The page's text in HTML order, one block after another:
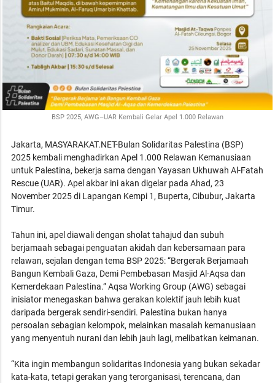
BSP 2025, AWG–UAR Kembali Gelar Apel 1.000 Relawan
Jakarta, MASYARAKAT.NET-Bulan Solidaritas Palestina (BSP)
2025 kembali menghadirkan Apel 1.000 Relawan Kemanusiaan
untuk Palestina, bekerja sama dengan Yayasan Ukhuwah Al-Fatah
Rescue (UAR). Apel akbar ini akan digelar pada Ahad, 23
November 2025 di Lapangan Kempi 1, Buperta, Cibubur, Jakarta
Timur.
Tahun ini, apel diawali dengan sholat tahajud dan subuh
berjamaah sebagai penguatan akidah dan kebersamaan para
relawan, sejalan dengan tema BSP 2025: “Bergerak Berjamaah
Bangun Kembali Gaza, Demi Pembebasan Masjid Al-Aqsa dan
Kemerdekaan Palestina.” Aqsa Working Group (AWG) sebagai
inisiator menegaskan bahwa gerakan kolektif jauh lebih kuat
daripada bergerak sendiri-sendiri. Palestina bukan hanya
persoalan sebagian kelompok, melainkan masalah kemanusiaan
yang menyentuh nurani dan lebih jauh lagi, melibatkan keimanan.
“Kita ingin membangun solidaritas Indonesia yang bukan sekadar
kata-kata, tetapi gerakan yang terorganisasi, terencana, dan